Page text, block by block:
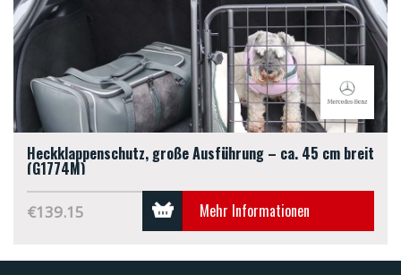
Heckklappenschutz, große Ausführung – ca. 45 cm breit
(G1774M)
€139.15 Mehr Informationen